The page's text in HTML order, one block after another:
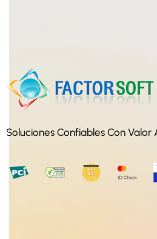
Soluciones Confiables Con Valor